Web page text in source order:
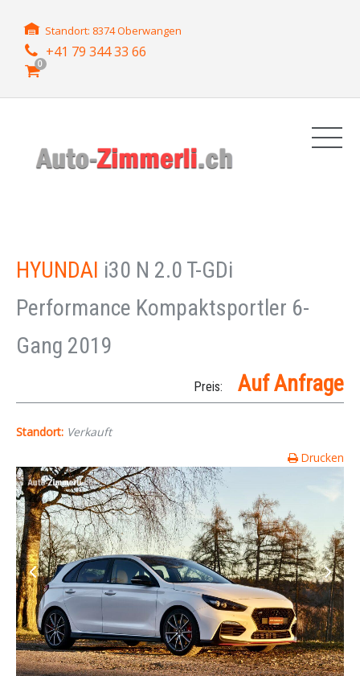
Standort: 8374 Oberwangen
+41 79 344 33 66
0
HYUNDAI i30 N 2.0 T-GDi
Performance Kompaktsportler 6-
Gang 2019
Preis: Auf Anfrage
Standort: Verkauft
Drucken